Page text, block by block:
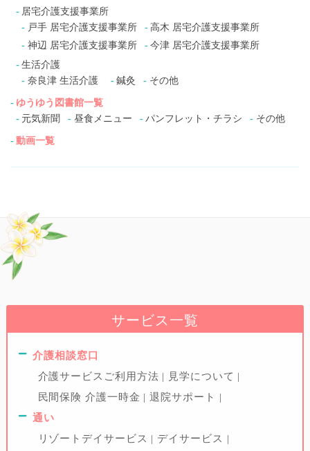
居宅介護支援事業所
戸手 居宅介護支援事業所
高木 居宅介護支援事業所
神辺 居宅介護支援事業所
今津 居宅介護支援事業所
生活介護
奈良津 生活介護
鍼灸 その他
ゆうゆう図書館一覧
元気新聞
昼食メニュー パンフレット・チラシ その他
動画一覧
サービス一覧
介護相談窓口
介護サービスご利用方法
見学について
民間保険 介護一時金
退院サポート
通い
リゾートデイサービス
デイサービス